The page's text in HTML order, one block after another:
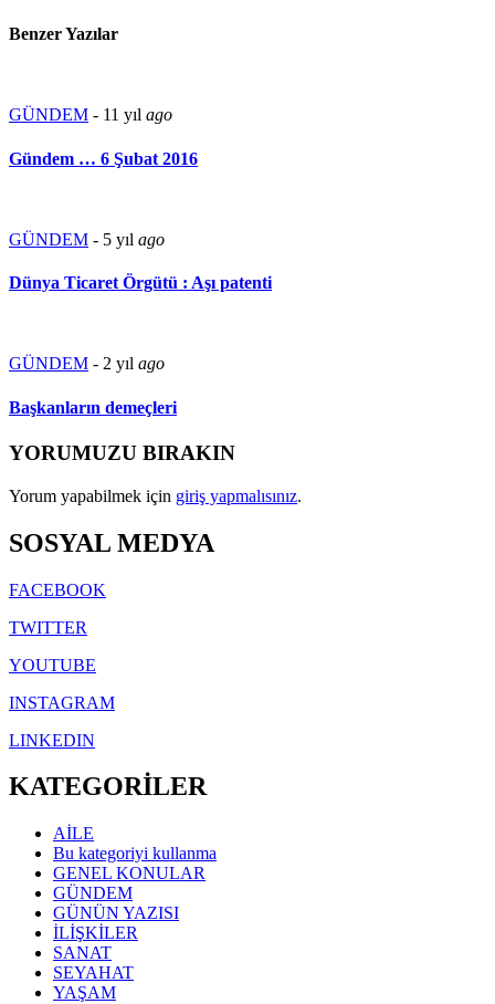
Benzer Yazılar
GÜNDEM - 11 yıl ago
Gündem … 6 Şubat 2016
GÜNDEM - 5 yıl ago
Dünya Ticaret Örgütü : Aşı patenti
GÜNDEM - 2 yıl ago
Başkanların demeçleri
YORUMUZU BIRAKIN
Yorum yapabilmek için giriş yapmalısınız.
SOSYAL MEDYA
FACEBOOK
TWITTER
YOUTUBE
INSTAGRAM
LINKEDIN
KATEGORİLER
AİLE
Bu kategoriyi kullanma
GENEL KONULAR
GÜNDEM
GÜNÜN YAZISI
İLİŞKİLER
SANAT
SEYAHAT
YAŞAM